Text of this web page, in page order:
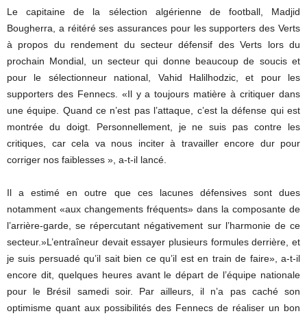
Le capitaine de la sélection algérienne de football, Madjid
Bougherra, a réitéré ses assurances pour les supporters des Verts
à propos du rendement du secteur défensif des Verts lors du
prochain Mondial, un secteur qui donne beaucoup de soucis et
pour le sélectionneur national, Vahid Halilhodzic, et pour les
supporters des Fennecs. «Il y a toujours matière à critiquer dans
une équipe. Quand ce n’est pas l’attaque, c’est la défense qui est
montrée du doigt. Personnellement, je ne suis pas contre les
critiques, car cela va nous inciter à travailler encore dur pour
corriger nos faiblesses », a-t-il lancé.
Il a estimé en outre que ces lacunes défensives sont dues
notamment «aux changements fréquents» dans la composante de
l’arrière-garde, se répercutant négativement sur l’harmonie de ce
secteur.»L’entraîneur devait essayer plusieurs formules derrière, et
je suis persuadé qu’il sait bien ce qu’il est en train de faire», a-t-il
encore dit, quelques heures avant le départ de l’équipe nationale
pour le Brésil samedi soir. Par ailleurs, il n’a pas caché son
optimisme quant aux possibilités des Fennecs de réaliser un bon